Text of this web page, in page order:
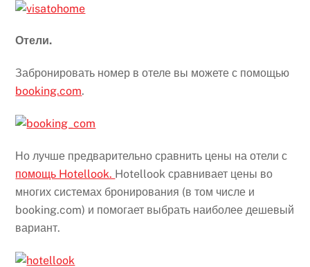
Отели.
Забронировать номер в отеле вы можете с помощью
booking.com.
Но лучше предварительно сравнить цены на отели с
помощь Hotellook. Hotellook сравнивает цены во
многих системах бронирования (в том числе и
booking.com) и помогает выбрать наиболее дешевый
вариант.